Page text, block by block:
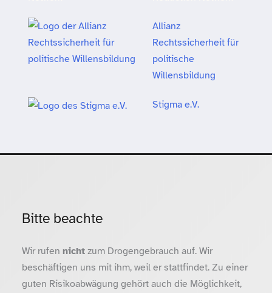
Allianz
Rechtssicherheit für
politische
Willensbildung
Stigma e.V.
Bitte beachte
Wir rufen nichtzum Drogengebrauch auf. Wir
beschäftigen uns mit ihm, weil er stattfindet. Zu einer
guten Risikoabwägung gehört auch die Möglichkeit,